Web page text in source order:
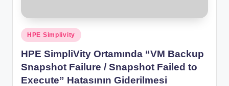
Posted
in
HPE Simplivity
HPE SimpliVity Ortamında “VM Backup
Snapshot Failure / Snapshot Failed to
Execute” Hatasının Giderilmesi